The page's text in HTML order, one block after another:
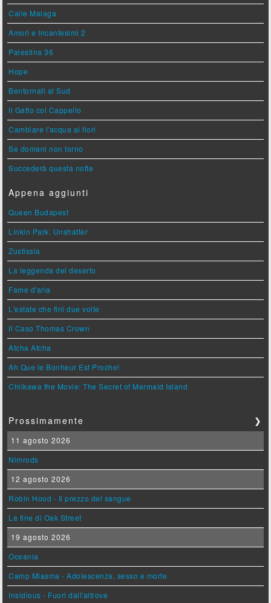
Calle Malaga
Amori e Incantesimi 2
Palestina 36
Hope
Bentornati al Sud
Il Gatto col Cappello
Cambiare l'acqua ai fiori
Se domani non torno
Succederà questa notte
Appena aggiunti
Queen Budapest
Linkin Park: Unshatter
Zustissia
La leggenda del deserto
Fame d'aria
L'estate che finì due volte
Il Caso Thomas Crown
Atcha Atcha
Ah Que le Bonheur Est Proche!
Chiikawa the Movie: The Secret of Mermaid Island
Prossimamente ❯
11 agosto 2026
Nimrods
12 agosto 2026
Robin Hood - Il prezzo del sangue
La fine di Oak Street
19 agosto 2026
Oceania
Camp Miasma - Adolescenza, sesso e morte
Insidious - Fuori dall'altrove